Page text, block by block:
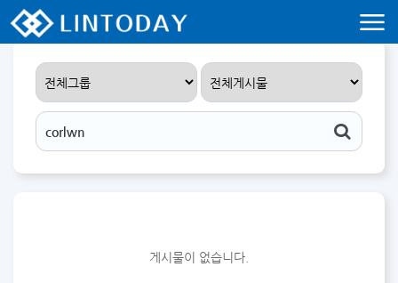
리니지 프리서버 홍보 및 프리서버 홍보 커뮤니티 사이트 린투데이 입니다.
게시물이 없습니다.